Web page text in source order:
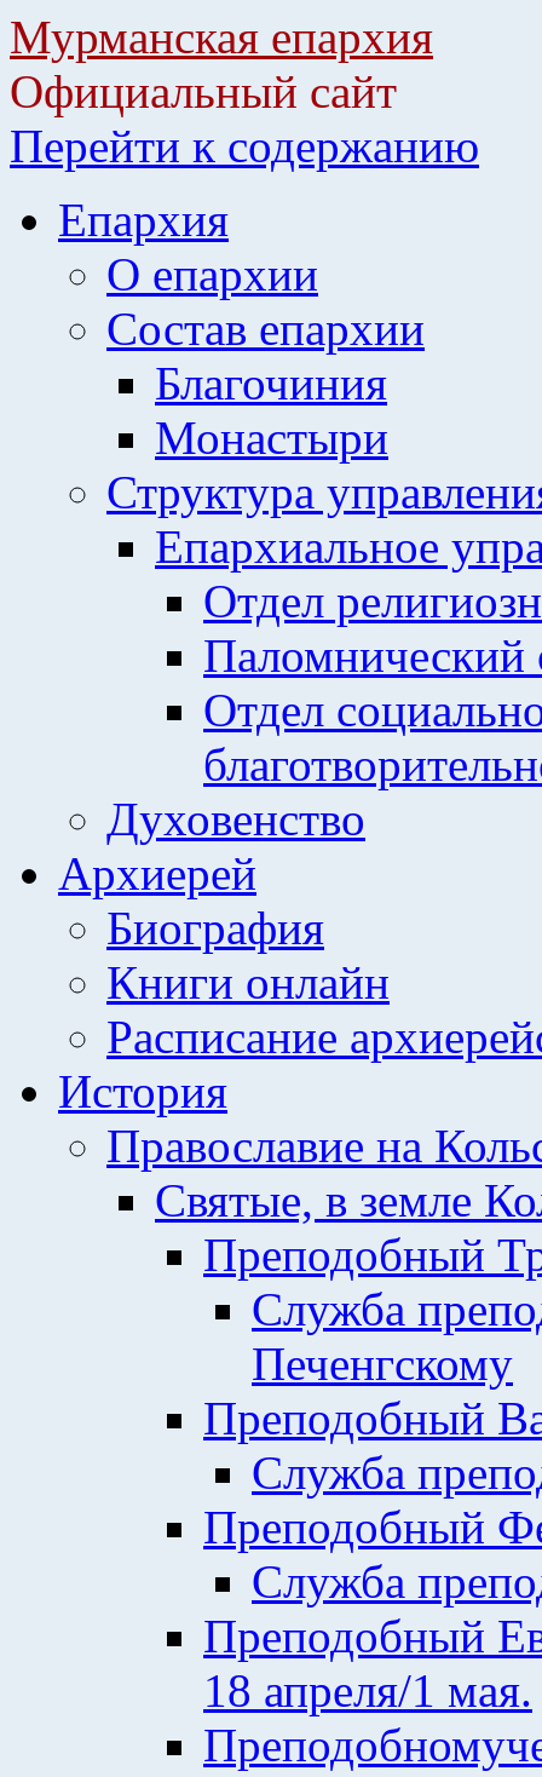
Мурманская епархия
Официальный сайт
Перейти к содержанию
Епархия
О епархии
Состав епархии
Благочиния
Монастыри
Структура
Епархиальное
Отдел
Паломнический
Отдел
Духовенство
Архиерей
Биография
Книги онлайн
Расписание
История
Православие на
Святые, в земле
Преподобный
Служба
Печенгскому
Преподобный
Служба
Преподобный
Служба
Преподобный
18 апреля/1 мая.